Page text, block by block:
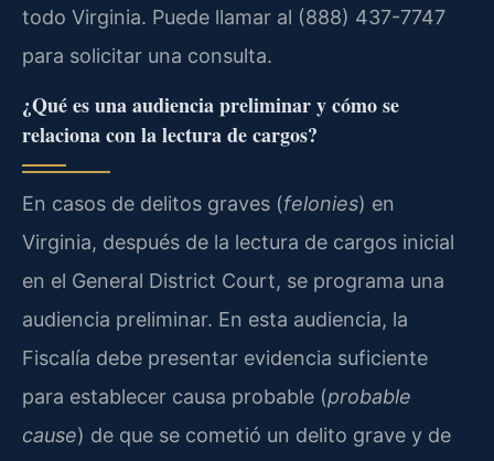
todo Virginia. Puede llamar al (888) 437-7747
para solicitar una consulta.
¿Qué es una audiencia preliminar y cómo se
relaciona con la lectura de cargos?
En casos de delitos graves (felonies) en
Virginia, después de la lectura de cargos inicial
en el General District Court, se programa una
audiencia preliminar. En esta audiencia, la
Fiscalía debe presentar evidencia suficiente
para establecer causa probable (probable
cause) de que se cometió un delito grave y de